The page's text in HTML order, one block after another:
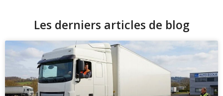
Les derniers articles de blog